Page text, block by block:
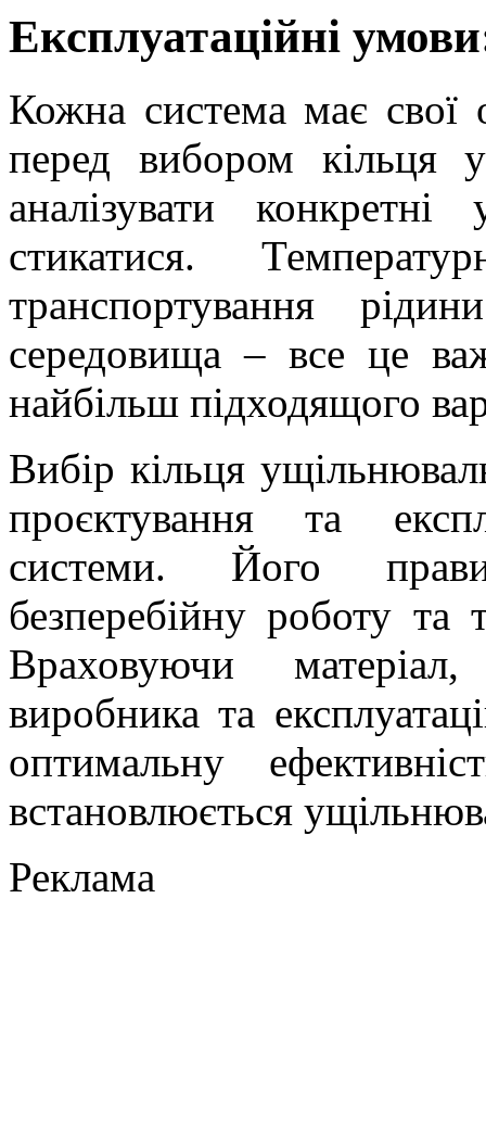
Експлуатаційні
Кожна система має свої
перед вибором кільця
аналізувати
стикатися.
транспортування
середовища – все це
найбільш підходящого
Вибір кільця
проєктування та
системи. Його
безперебійну роботу та
Враховуючи
виробника та
оптимальну
встановлюється
Реклама